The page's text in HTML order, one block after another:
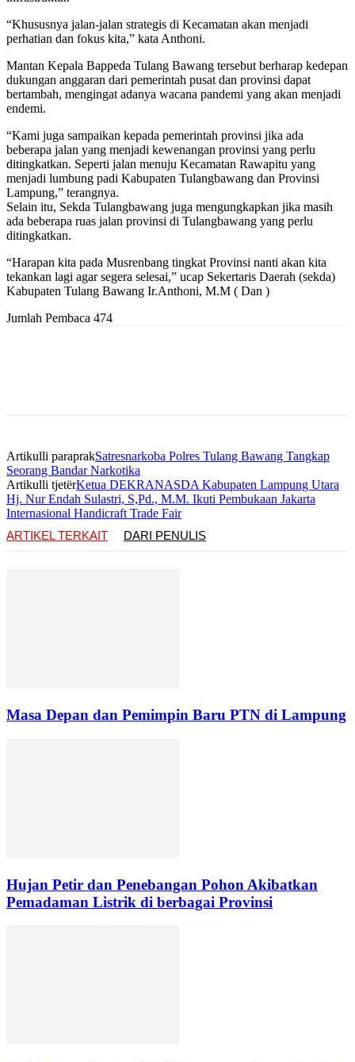
“Khususnya jalan-jalan strategis di Kecamatan akan menjadi
perhatian dan fokus kita,” kata Anthoni.
Mantan Kepala Bappeda Tulang Bawang tersebut berharap kedepan
dukungan anggaran dari pemerintah pusat dan provinsi dapat
bertambah, mengingat adanya wacana pandemi yang akan menjadi
endemi.
“Kami juga sampaikan kepada pemerintah provinsi jika ada
beberapa jalan yang menjadi kewenangan provinsi yang perlu
ditingkatkan. Seperti jalan menuju Kecamatan Rawapitu yang
menjadi lumbung padi Kabupaten Tulangbawang dan Provinsi
Lampung,” terangnya.
Selain itu, Sekda Tulangbawang juga mengungkapkan jika masih
ada beberapa ruas jalan provinsi di Tulangbawang yang perlu
ditingkatkan.
“Harapan kita pada Musrenbang tingkat Provinsi nanti akan kita
tekankan lagi agar segera selesai,” ucap Sekertaris Daerah (sekda)
Kabupaten Tulang Bawang Ir.Anthoni, M.M ( Dan )
Jumlah Pembaca 474
Artikulli paraprakSatresnarkoba Polres Tulang Bawang Tangkap
Seorang Bandar Narkotika
Artikulli tjetërKetua DEKRANASDA Kabupaten Lampung Utara
Hj. Nur Endah Sulastri, S,Pd., M.M. Ikuti Pembukaan Jakarta
Internasional Handicraft Trade Fair
ARTIKEL TERKAIT
DARI PENULIS
Masa Depan dan Pemimpin Baru PTN di Lampung
Hujan Petir dan Penebangan Pohon Akibatkan
Pemadaman Listrik di berbagai Provinsi